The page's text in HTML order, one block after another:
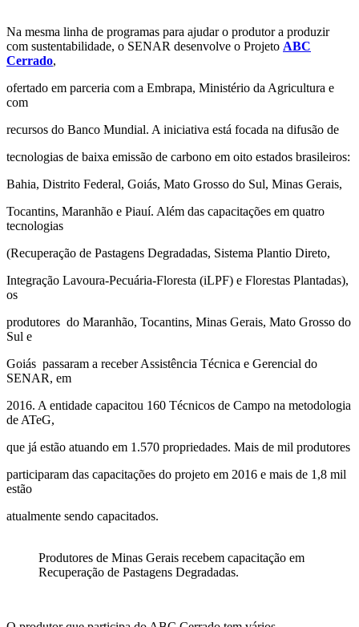
Na mesma linha de programas para ajudar o produtor a produzir
com sustentabilidade, o SENAR desenvolve o Projeto ABC
Cerrado,
ofertado em parceria com a Embrapa, Ministério da Agricultura e
com
recursos do Banco Mundial. A iniciativa está focada na difusão de
tecnologias de baixa emissão de carbono em oito estados brasileiros:
Bahia, Distrito Federal, Goiás, Mato Grosso do Sul, Minas Gerais,
Tocantins, Maranhão e Piauí. Além das capacitações em quatro
tecnologias
(Recuperação de Pastagens Degradadas, Sistema Plantio Direto,
Integração Lavoura-Pecuária-Floresta (iLPF) e Florestas Plantadas),
os
produtores do Maranhão, Tocantins, Minas Gerais, Mato Grosso do
Sul e
Goiás passaram a receber Assistência Técnica e Gerencial do
SENAR, em
2016. A entidade capacitou 160 Técnicos de Campo na metodologia
de ATeG,
que já estão atuando em 1.570 propriedades. Mais de mil produtores
participaram das capacitações do projeto em 2016 e mais de 1,8 mil
estão
atualmente sendo capacitados.
Produtores de Minas Gerais recebem capacitação em
Recuperação de Pastagens Degradadas.